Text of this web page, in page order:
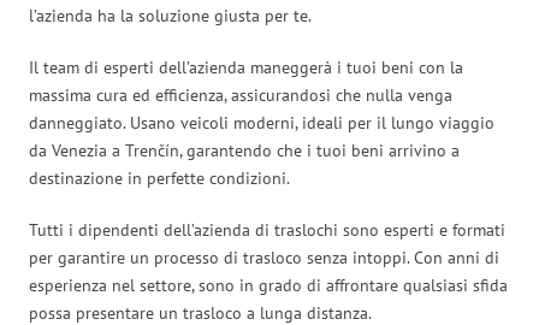
l’azienda ha la soluzione giusta per te.
Il team di esperti dell’azienda maneggerà i tuoi beni con la
massima cura ed efficienza, assicurandosi che nulla venga
danneggiato. Usano veicoli moderni, ideali per il lungo viaggio
da Venezia a Trenčín, garantendo che i tuoi beni arrivino a
destinazione in perfette condizioni.
Tutti i dipendenti dell’azienda di traslochi sono esperti e formati
per garantire un processo di trasloco senza intoppi. Con anni di
esperienza nel settore, sono in grado di affrontare qualsiasi sfida
possa presentare un trasloco a lunga distanza.